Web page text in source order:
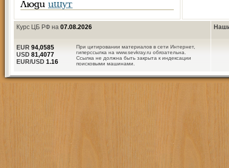
Люди ищут
Курс ЦБ РФ на 07.08.2026
При цитировании материалов в сети Интернет,
гиперссылка на www.sevkray.ru обязательна.
Ссылка не должна быть закрыта к индексации
поисковыми машинами.
EUR 94,0585
USD 81,4077
EUR/USD 1.16